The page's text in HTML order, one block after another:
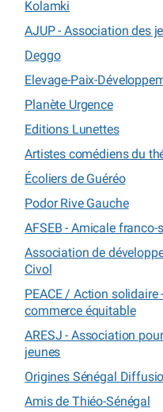
Kolamki
AJUP - Association des
Deggo
Elevage-Paix-
Planète Urgence
Editions Lunettes
Artistes comédiens du
Écoliers de Guéréo
Podor Rive Gauche
AFSEB - Amicale
Association de
Civol
PEACE / Action
commerce équitable
ARESJ - Association
jeunes
Origines Sénégal
Amis de Thiéo-Sénégal